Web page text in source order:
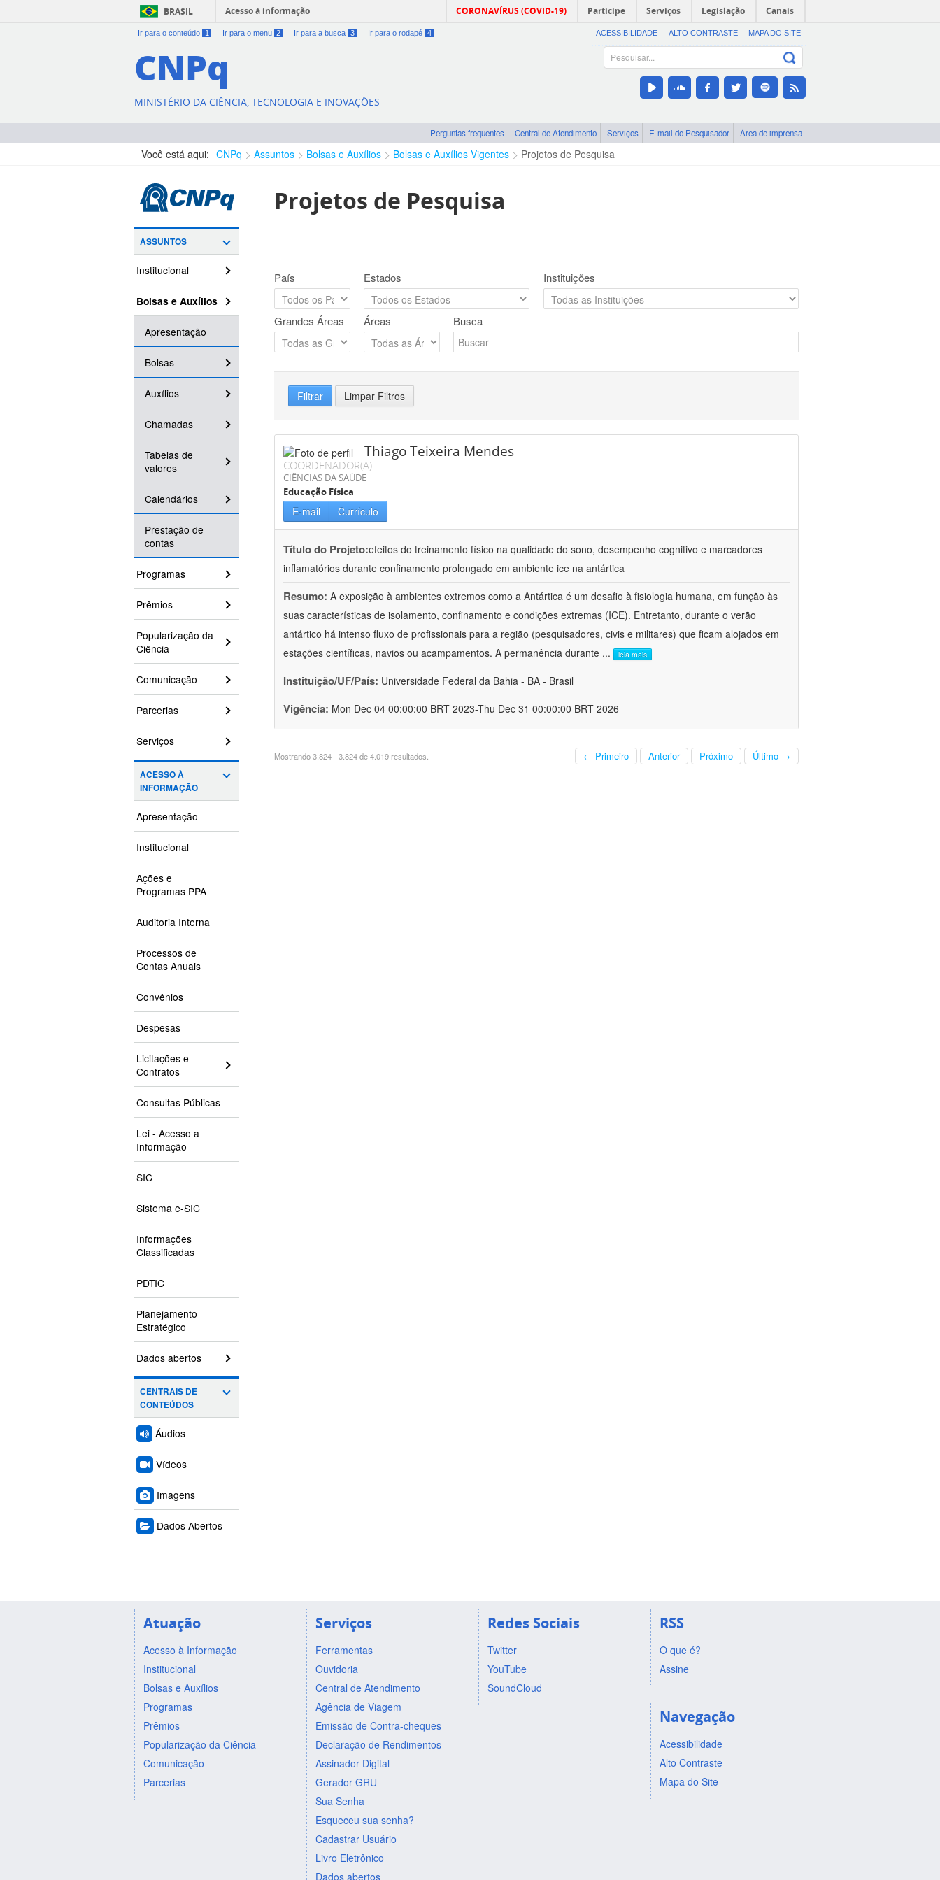
BRASIL Acesso à informação CORONAVÍRUS (COVID-19) Participe Serviços Legislação Canais
Ir para o conteúdo 1 Ir para o menu 2 Ir para a busca 3 Ir para o rodapé 4 ACESSIBILIDADE ALTO CONTRASTE MAPA DO SITE
CNPq
MINISTÉRIO DA CIÊNCIA, TECNOLOGIA E INOVAÇÕES
Perguntas frequentes Central de Atendimento Serviços E-mail do Pesquisador Área de imprensa
Você está aqui: CNPq Assuntos Bolsas e Auxílios Bolsas e Auxílios Vigentes Projetos de Pesquisa
ASSUNTOS
Institucional
Bolsas e Auxílios
Apresentação
Bolsas
Auxílios
Chamadas
Tabelas de
valores
Calendários
Prestação de
contas
Programas
Prêmios
Popularização da
Ciência
Comunicação
Parcerias
Serviços
ACESSO À
INFORMAÇÃO
Apresentação
Institucional
Ações e
Programas PPA
Auditoria Interna
Processos de
Contas Anuais
Convênios
Despesas
Licitações e
Contratos
Consultas Públicas
Lei - Acesso a
Informação
SIC
Sistema e-SIC
Informações
Classificadas
PDTIC
Planejamento
Estratégico
Dados abertos
CENTRAIS DE
CONTEÚDOS
Áudios
Vídeos
Imagens
Dados Abertos
Projetos de Pesquisa
País Estados Instituições
Grandes Áreas Áreas Busca
Filtrar Limpar Filtros
Thiago Teixeira Mendes
COORDENADOR(A)
CIÊNCIAS DA SAÚDE
Educação Física
E-mail Currículo
Título do Projeto:efeitos do treinamento físico na qualidade do sono, desempenho cognitivo e marcadores
inflamatórios durante confinamento prolongado em ambiente ice na antártica
Resumo: A exposição à ambientes extremos como a Antártica é um desafio à fisiologia humana, em função às
suas características de isolamento, confinamento e condições extremas (ICE). Entretanto, durante o verão
antártico há intenso fluxo de profissionais para a região (pesquisadores, civis e militares) que ficam alojados em
estações científicas, navios ou acampamentos. A permanência durante ... leia mais
Instituição/UF/País: Universidade Federal da Bahia - BA - Brasil
Vigência: Mon Dec 04 00:00:00 BRT 2023-Thu Dec 31 00:00:00 BRT 2026
Mostrando 3.824 - 3.824 de 4.019 resultados. ← Primeiro Anterior Próximo Último →
Atuação
Acesso à Informação
Institucional
Bolsas e Auxílios
Programas
Prêmios
Popularização da Ciência
Comunicação
Parcerias
Serviços
Ferramentas
Ouvidoria
Central de Atendimento
Agência de Viagem
Emissão de Contra-cheques
Declaração de Rendimentos
Assinador Digital
Gerador GRU
Sua Senha
Esqueceu sua senha?
Cadastrar Usuário
Livro Eletrônico
Dados abertos
Redes Sociais
Twitter
YouTube
SoundCloud
RSS
O que é?
Assine
Navegação
Acessibilidade
Alto Contraste
Mapa do Site